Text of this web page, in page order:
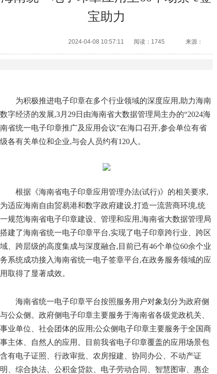
宝助力
2024-04-08 10:57:11 阅读：1745 来源：
为积极推进电子印章在多个行业领域的深度应用,助力海南
数字经济的发展,3月29日由海南省大数据管理局主办的“2024海
南省统一电子印章推广及应用会议”在海口召开,参会单位有省
级各有关单位和企业,与会人员约有120人。
根据《海南省电子印章应用管理办法(试行)》的相关要求,
为适应海南自由贸易港和数字政府建设,打造一流营商环境,统
一规范海南省电子印章建设、管理和应用,海南省大数据管理局
搭建了海南省统一电子印章平台,实现了电子印章跨行业、跨区
域、跨层级的高度集成与深度融合,目前已有46个单位60余个业
务系统成功接入海南省统一电子签章平台,在政务服务领域的应
用取得了显著成效。
海南省统一电子印章平台按照服务用户对象划分为政府侧
与公众侧。政府侧电子印章主要服务于海南省各级党政机关、
事业单位、社会团体的应用;公众侧电子印章主要服务于全国商
事主体、自然人的应用。目前我省电子印章覆盖的应用场景包
含有电子证照、行政审批、农房报建、协同办公、不动产证
明、综合执法、公积金贷款、电子劳动合同、智慧图审、惠企